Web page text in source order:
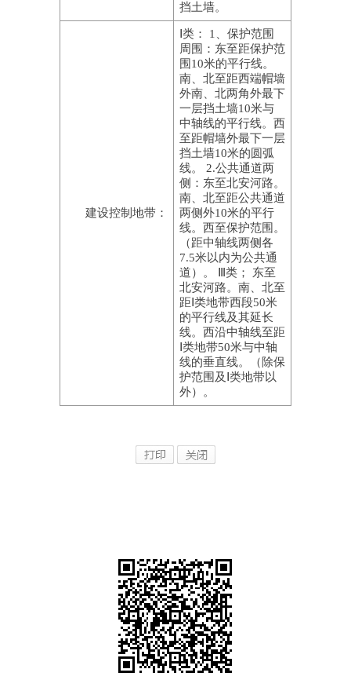
挡土墙。
建设控制地带：
Ⅰ类： 1、保护范围
周围：东至距保护范
围10米的平行线。
南、北至距西端帽墙
外南、北两角外最下
一层挡土墙10米与
中轴线的平行线。西
至距帽墙外最下一层
挡土墙10米的圆弧
线。 2.公共通道两
侧：东至北安河路。
南、北至距公共通道
两侧外10米的平行
线。西至保护范围。
（距中轴线两侧各
7.5米以内为公共通
道）。 Ⅲ类； 东至
北安河路。南、北至
距Ⅰ类地带西段50米
的平行线及其延长
线。西沿中轴线至距
Ⅰ类地带50米与中轴
线的垂直线。（除保
护范围及Ⅰ类地带以
外）。